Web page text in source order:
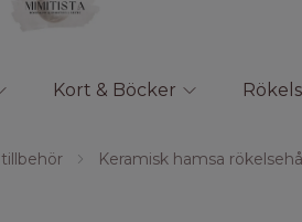
Kort & Böcker
Keramisk hamsa